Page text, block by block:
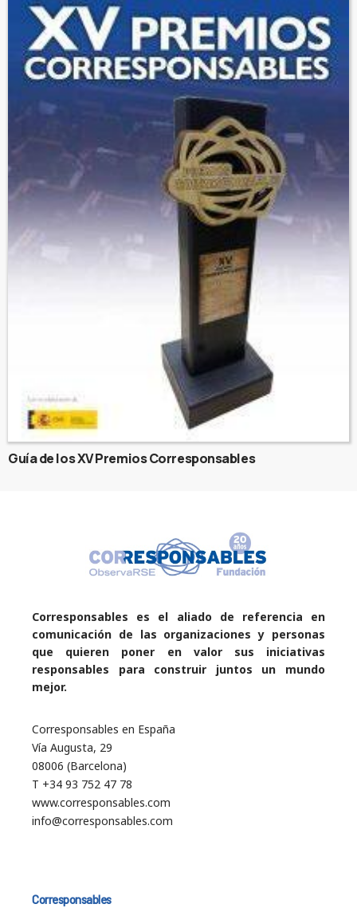
Guía de los XV Premios Corresponsables
Corresponsables es el aliado de referencia en
comunicación de las organizaciones y personas
que quieren poner en valor sus iniciativas
responsables para construir juntos un mundo
mejor.
Corresponsables en España
Vía Augusta, 29
08006 (Barcelona)
T +34 93 752 47 78
www.corresponsables.com
info@corresponsables.com
Corresponsables